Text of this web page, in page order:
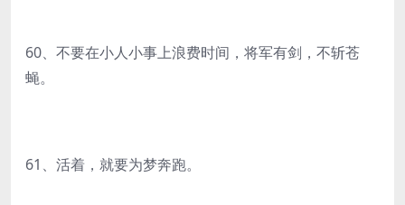
60、不要在小人小事上浪费时间，将军有剑，不斩苍
蝇。
61、活着，就要为梦奔跑。